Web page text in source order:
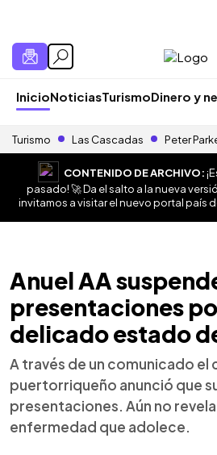
InicioNoticiasTurismoDinero y
Turismo Las Cascadas Peter
CONTENIDO DE ARCHIVO:
pasado! 🚀 Da el salto a la nueva
invitamos a visitar el nuevo portal país
Anuel AA
presentaciones
delicado estado
A través de un comunicado el
puertorriqueño anunció que
presentaciones. Aún no revela
enfermedad que adolece.